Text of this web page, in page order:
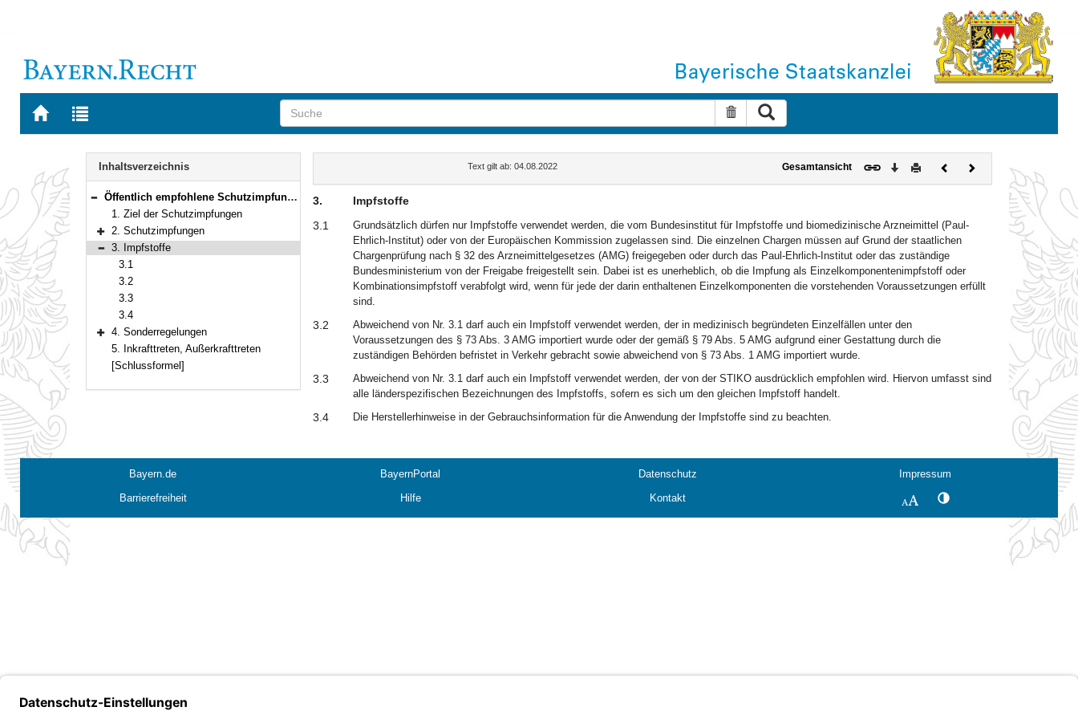
Zur
BAYERN.RECHT
Zur
letzten
Suche zurücksetzen
Navigation
Inhaltsverzeichnis
Bereich reduzieren
Öffentlich empfohlene Schutzimpfungen (§ 20 Abs. 3 des Infektionsschutzgesetzes)
1. Ziel der Schutzimpfungen
Bereich erweitern
2. Schutzimpfungen
Bereich reduzieren
3. Impfstoffe
3.1
3.2
3.3
3.4
Bereich erweitern
4. Sonderregelungen
5. Inkrafttreten, Außerkrafttreten
[Schlussformel]
Text gilt ab: 04.08.2022 Gesamtansicht Download
DruckenVorherigesNächstes
Dokument
3.
Impfstoffe
3.1
Grundsätzlich dürfen nur Impfstoffe verwendet werden, die vom Bundesinstitut für Impfstoffe und biomedizinische Arzneimittel (Paul-
Ehrlich-Institut) oder von der Europäischen Kommission zugelassen sind. Die einzelnen Chargen müssen auf Grund der staatlichen
Chargenprüfung nach § 32 des Arzneimittelgesetzes (AMG) freigegeben oder durch das Paul-Ehrlich-Institut oder das zuständige
Bundesministerium von der Freigabe freigestellt sein. Dabei ist es unerheblich, ob die Impfung als Einzelkomponentenimpfstoff oder
Kombinationsimpfstoff verabfolgt wird, wenn für jede der darin enthaltenen Einzelkomponenten die vorstehenden Voraussetzungen erfüllt
sind.
3.2
Abweichend von Nr. 3.1 darf auch ein Impfstoff verwendet werden, der in medizinisch begründeten Einzelfällen unter den
Voraussetzungen des § 73 Abs. 3 AMG importiert wurde oder der gemäß § 79 Abs. 5 AMG aufgrund einer Gestattung durch die
zuständigen Behörden befristet in Verkehr gebracht sowie abweichend von § 73 Abs. 1 AMG importiert wurde.
3.3
Abweichend von Nr. 3.1 darf auch ein Impfstoff verwendet werden, der von der STIKO ausdrücklich empfohlen wird. Hiervon umfasst sind
alle länderspezifischen Bezeichnungen des Impfstoffs, sofern es sich um den gleichen Impfstoff handelt.
3.4 Die Herstellerhinweise in der Gebrauchsinformation für die Anwendung der Impfstoffe sind zu beachten.
Bayern.de BayernPortal Datenschutz
Impressum
Barrierefreiheit
Hilfe Kontakt SchriftgrößeKontrastwechsel